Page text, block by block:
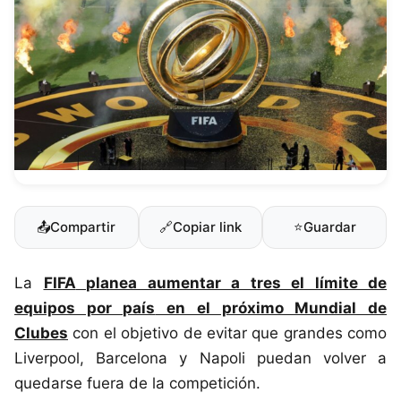
📤Compartir 🔗Copiar link ⭐Guardar
La FIFA
planea aumentar a tres el límite de
equipos por país en el próximo Mundial de
Clubes con el objetivo de evitar que grandes como
Liverpool, Barcelona y Napoli puedan volver a
quedarse fuera de la competición.